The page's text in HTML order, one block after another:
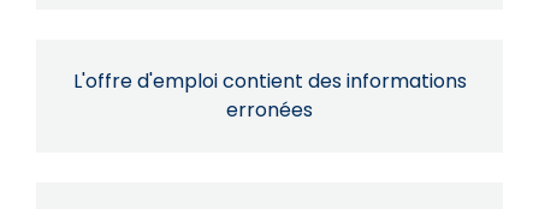
L'offre d'emploi contient des informations
erronées